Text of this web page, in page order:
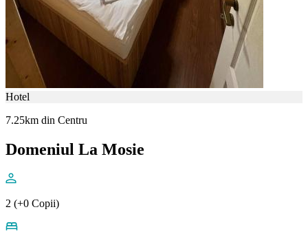
Hotel
7.25km din Centru
Domeniul La Mosie
2 (+0 Copii)